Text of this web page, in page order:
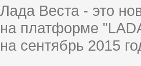
Лада Веста - это
на платформе
на сентябрь 2015